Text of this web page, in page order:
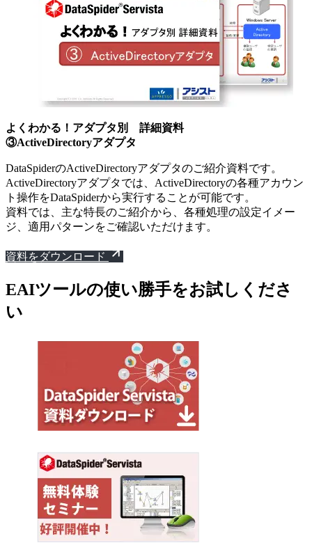
よくわかる！アダプタ別 詳細資料
③ActiveDirectoryアダプタ
DataSpiderのActiveDirectoryアダプタのご紹介資料です。
ActiveDirectoryアダプタでは、ActiveDirectoryの各種アカウン
ト操作をDataSpiderから実行することが可能です。
資料では、主な特長のご紹介から、各種処理の設定イメー
ジ、適用パターンをご確認いただけます。
資料をダウンロード
EAIツールの使い勝手をお試しくださ
い